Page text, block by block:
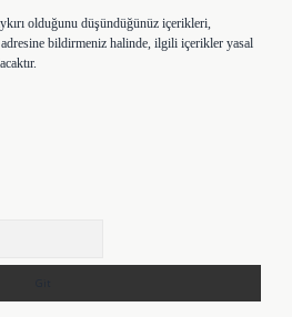
olduğunu düşündüğünüz içerikleri,
adresine bildirmeniz halinde, ilgili içerikler yasal